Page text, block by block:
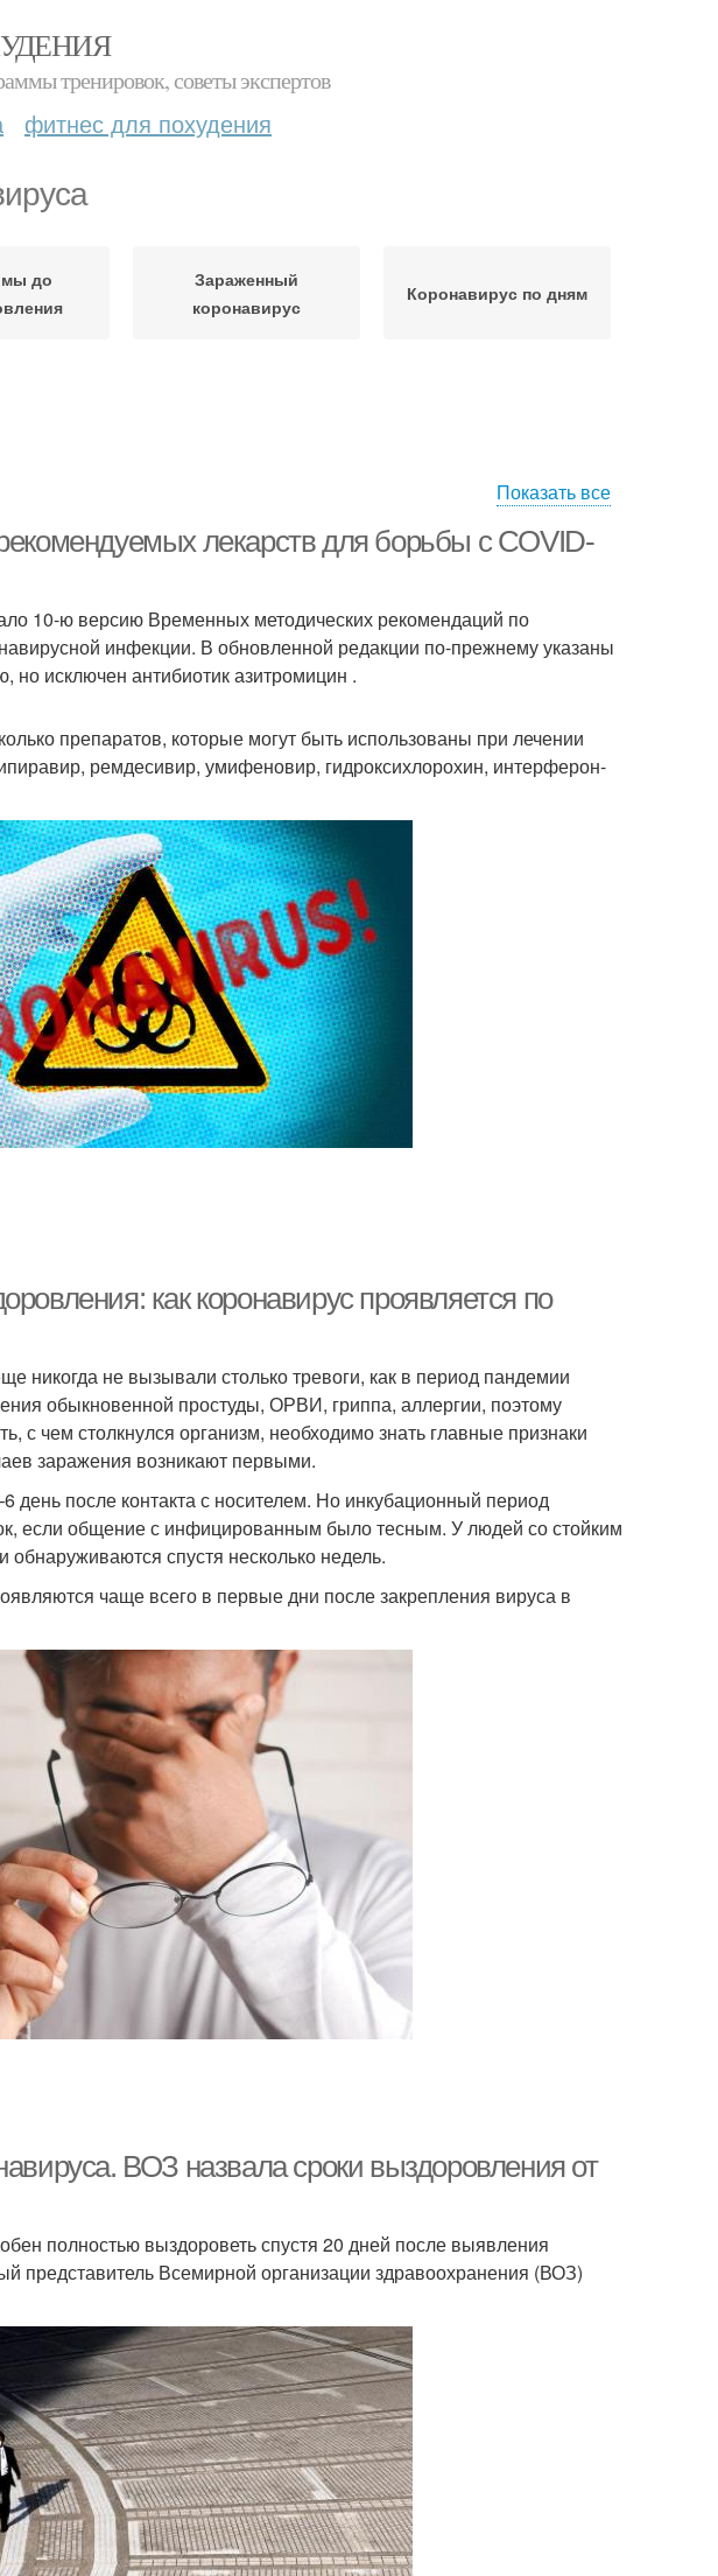
тренировок, советы экспертов
фитнес для похудения
до
Зараженный
коронавирус
Коронавирус по дням
Показать все
лекарств для борьбы с COVID-
10-ю версию Временных методических рекомендаций по
инфекции. В обновленной редакции по-прежнему указаны
но исключен антибиотик азитромицин .
препаратов, которые могут быть использованы при лечении
ремдесивир, умифеновир, гидроксихлорохин, интерферон-
как коронавирус проявляется по
никогда не вызывали столько тревоги, как в период пандемии
обыкновенной простуды, ОРВИ, гриппа, аллергии, поэтому
с чем столкнулся организм, необходимо знать главные признаки
заражения возникают первыми.
после контакта с носителем. Но инкубационный период
если общение с инфицированным было тесным. У людей со стойким
спустя несколько недель.
чаще всего в первые дни после закрепления вируса в
ВОЗ назвала сроки выздоровления от
полностью выздороветь спустя 20 дней после выявления
представитель Всемирной организации здравоохранения (ВОЗ)